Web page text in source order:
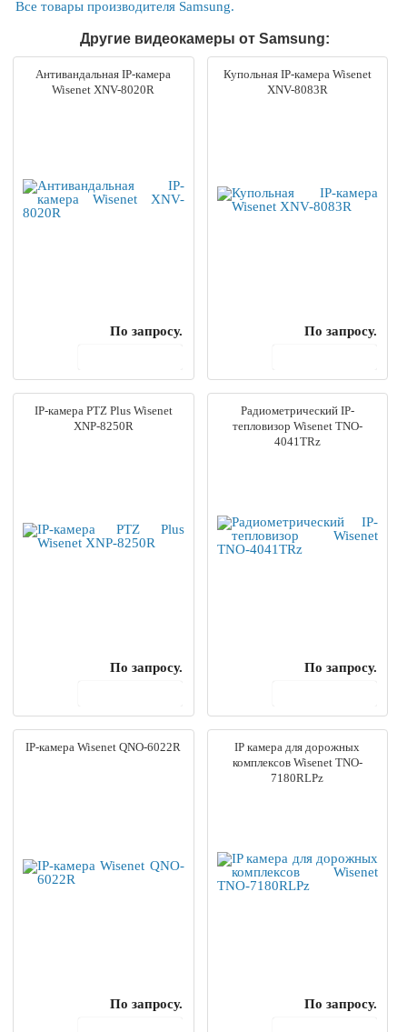
Все товары производителя Samsung.
Другие видеокамеры от Samsung:
Антивандальная IP-камера
Wisenet XNV-8020R
По запросу.
Купольная IP-камера Wisenet
XNV-8083R
По запросу.
IP-камера PTZ Plus Wisenet
XNP-8250R
По запросу.
Радиометрический IP-
тепловизор Wisenet TNO-
4041TRz
По запросу.
IP-камера Wisenet QNO-6022R
По запросу.
IP камера для дорожных
комплексов Wisenet TNO-
7180RLPz
По запросу.